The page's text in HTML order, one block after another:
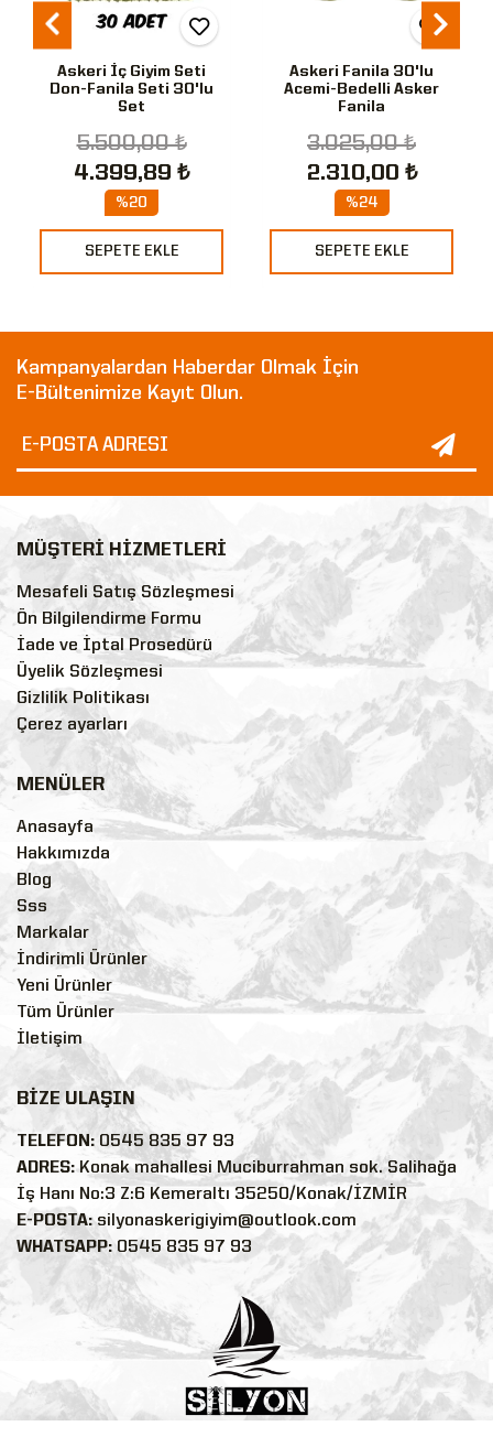
Askeri İç Giyim Seti
Don-Fanila Seti 30'lu
Set
5.500,00 ₺
4.399,89 ₺
%20
SEPETE EKLE
Askeri Fanila 30'lu
Acemi-Bedelli Asker
Fanila
3.025,00 ₺
2.310,00 ₺
%24
SEPETE EKLE
Kampanyalardan Haberdar Olmak İçin
E-Bültenimize Kayıt Olun.
MÜŞTERİ HİZMETLERİ
Mesafeli Satış Sözleşmesi
Ön Bilgilendirme Formu
İade ve İptal Prosedürü
Üyelik Sözleşmesi
Gizlilik Politikası
Çerez ayarları
MENÜLER
Anasayfa
Hakkımızda
Blog
Sss
Markalar
İndirimli Ürünler
Yeni Ürünler
Tüm Ürünler
İletişim
BİZE ULAŞIN
TELEFON: 0545 835 97 93
ADRES:Konak mahallesi Muciburrahman sok. Salihağa
İş Hanı No:3 Z:6 Kemeraltı 35250/Konak/İZMİR
E-POSTA: silyonaskerigiyim@outlook.com
WHATSAPP: 0545 835 97 93